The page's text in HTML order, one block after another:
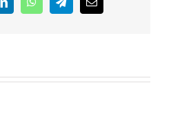
LinkedInWhatsAppTelegramEmail